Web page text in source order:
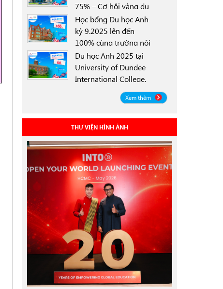
75% – Cơ hội vàng du
học Anh 2025
Học bổng Du học Anh
kỳ 9.2025 lên đến
100% cùng trường nội
trú Worthgate School
Canterbury
Du học Anh 2025 tại
University of Dundee
International College,
Scotland ICD - Lộ trình
linh hoạt, học bổng
Xem thêm
THƯ VIỆN HÌNH ẢNH